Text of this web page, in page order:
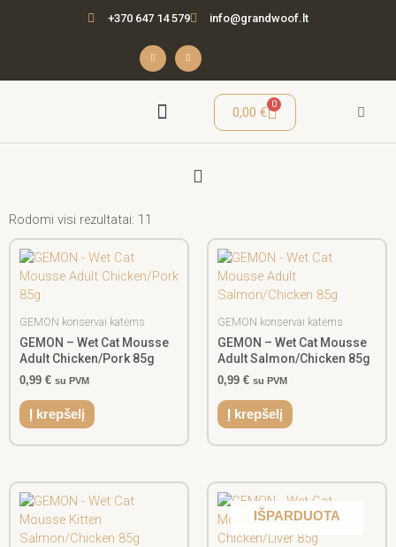
+370 647 14 579 info@grandwoof.lt
F
a
e
b
I
n
t
a
0,00€
0
Cart
Menu
Rodomi visi rezultatai: 11
GEMON konservai katėms
GEMON – Wet Cat Mousse
Adult Chicken/Pork 85g
0,99 € su PVM
Į krepšelį
GEMON konservai katėms
GEMON – Wet Cat Mousse
Adult Salmon/Chicken 85g
0,99 € su PVM
Į krepšelį
IŠPARDUOTA